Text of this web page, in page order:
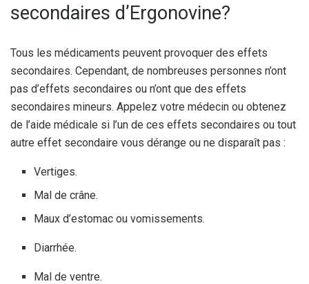
secondaires d’Ergonovine?
Tous les médicaments peuvent provoquer des effets
secondaires. Cependant, de nombreuses personnes n’ont
pas d’effets secondaires ou n’ont que des effets
secondaires mineurs. Appelez votre médecin ou obtenez
de l’aide médicale si l’un de ces effets secondaires ou tout
autre effet secondaire vous dérange ou ne disparaît pas :
Vertiges.
Mal de crâne.
Maux d’estomac ou vomissements.
Diarrhée.
Mal de ventre.